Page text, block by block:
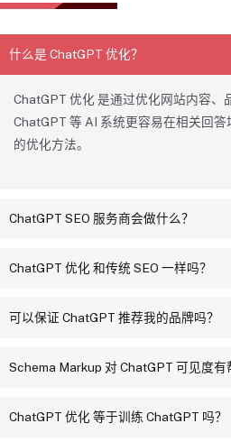
什么是 ChatGPT 优化？
ChatGPT 优化 是通过优化网站内容、
ChatGPT 等 AI 系统更容易在相关回
的优化方法。
ChatGPT SEO 服务商会做什么？
ChatGPT 优化 和传统 SEO 一样吗？
可以保证 ChatGPT 推荐我的品牌吗？
Schema Markup 对 ChatGPT 可见度有
ChatGPT 优化 等于训练 ChatGPT 吗？